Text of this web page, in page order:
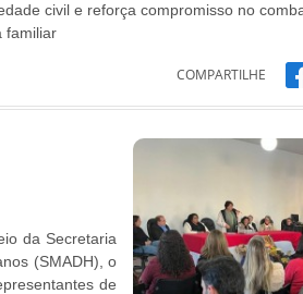
civil e reforça compromisso no
familiar
COMPARTILHE
da Secretaria
(SMADH), o
de